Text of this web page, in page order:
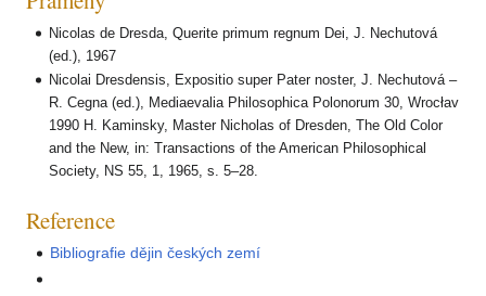
Nicolas de Dresda, Querite primum regnum Dei, J. Nechutová
(ed.), 1967
Nicolai Dresdensis, Expositio super Pater noster, J. Nechutová –
R. Cegna (ed.), Mediaevalia Philosophica Polonorum 30, Wrocłav
1990 H. Kaminsky, Master Nicholas of Dresden, The Old Color
and the New, in: Transactions of the American Philosophical
Society, NS 55, 1, 1965, s. 5–28.
Reference
Bibliografie dějin českých zemí